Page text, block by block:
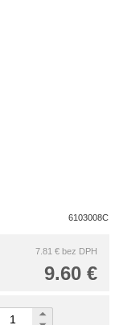
6103008C
7.81 € bez DPH
9.60 €